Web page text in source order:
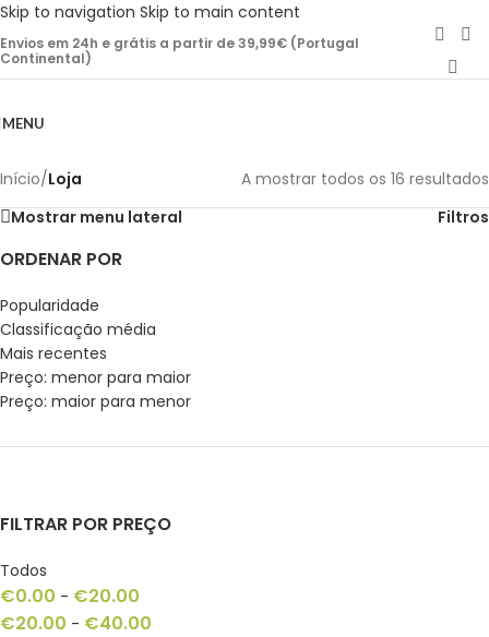
Skip to navigation Skip to main content
Envios em 24h e grátis a partir de 39,99€ (Portugal
Continental)
MENU
Início/Loja
A mostrar todos os 16 resultados
Mostrar menu lateral
Filtros
ORDENAR POR
Popularidade
Classificação média
Mais recentes
Preço: menor para maior
Preço: maior para menor
FILTRAR POR PREÇO
Todos
€0.00 - €20.00
€20.00 - €40.00